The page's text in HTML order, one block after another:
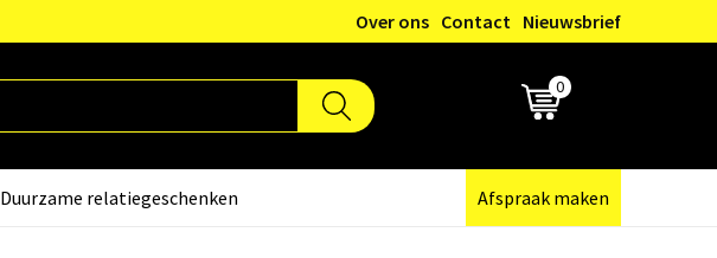
Over ons Contact Nieuwsbrief
0
Duurzame relatiegeschenken Afspraak maken